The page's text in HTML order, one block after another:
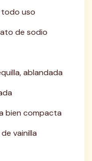
todo uso
de sodio
ablandada
bien compacta
vainilla